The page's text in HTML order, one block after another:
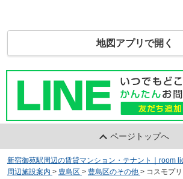
地図アプリで開く
ページトップへ
新宿御苑駅周辺の賃貸マンション・テナント｜room
周辺施設案内 > 豊島区 > 豊島区のその他 > コスモプ